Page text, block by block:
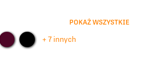
POKAŻ WSZYSTKIE
+ 7 innych